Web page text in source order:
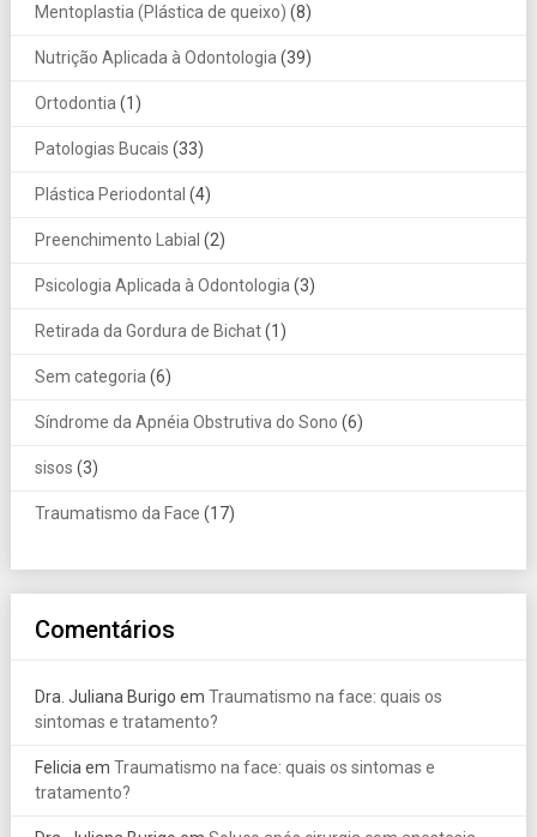
Mentoplastia (Plástica de queixo) (8)
Nutrição Aplicada à Odontologia (39)
Ortodontia (1)
Patologias Bucais (33)
Plástica Periodontal (4)
Preenchimento Labial (2)
Psicologia Aplicada à Odontologia (3)
Retirada da Gordura de Bichat(1)
Sem categoria (6)
Síndrome da Apnéia Obstrutiva do Sono (6)
sisos (3)
Traumatismo da Face (17)
Comentários
Dra. Juliana Burigo em Traumatismo na face: quais os
sintomas e tratamento?
Felicia em Traumatismo na face: quais os sintomas e
tratamento?